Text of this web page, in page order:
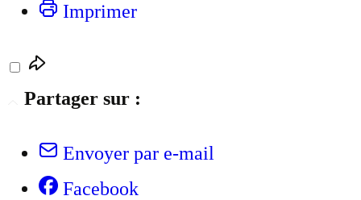
Imprimer
Partager sur :
Envoyer par e-mail
Facebook